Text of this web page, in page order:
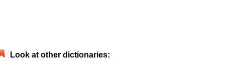
Look at other dictionaries: